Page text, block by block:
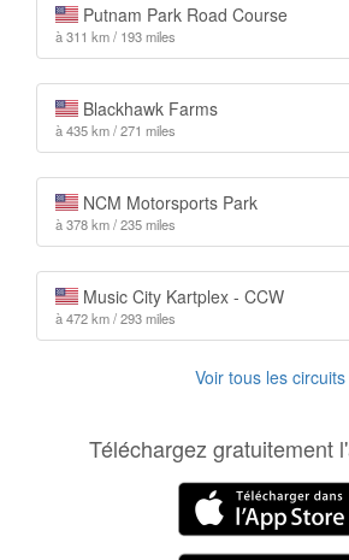
Putnam Park Road Course
à 311 km / 193 miles
Blackhawk Farms
à 435 km / 271 miles
NCM Motorsports Park
à 378 km / 235 miles
Music City Kartplex - CCW
à 472 km / 293 miles
Voir tous les circuits
Téléchargez gratuitement